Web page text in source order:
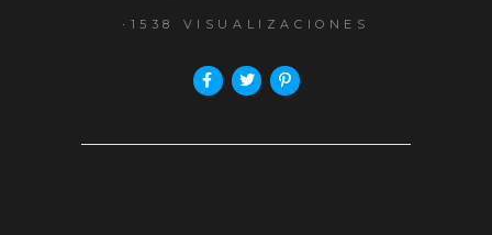
1538 VISUALIZACIONES